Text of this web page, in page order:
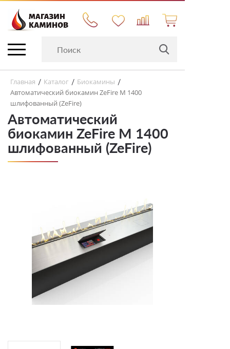
Главная / Каталог / Биокамины /
Автоматический биокамин ZeFire М 1400
шлифованный (ZeFire)
Автоматический
биокамин ZeFire М 1400
шлифованный (ZeFire)